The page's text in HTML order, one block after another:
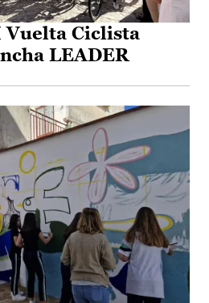
Vuelta Ciclista
LEADER